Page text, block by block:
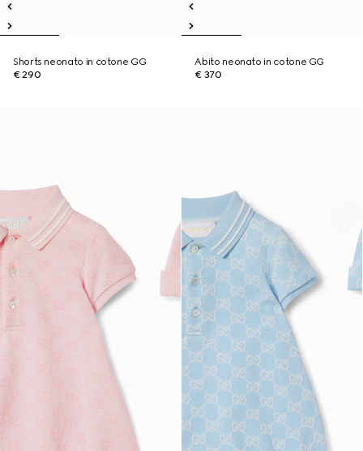
Shorts neonato in cotone GG
€ 290
Abito neonato in cotone GG
€ 370